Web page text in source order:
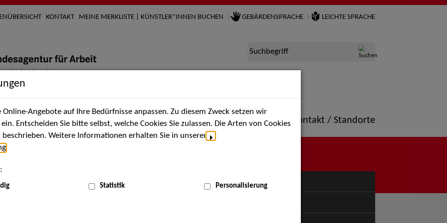
KONTAKT MEINE MERKLISTE | KÜNSTLER*INNEN BUCHEN GEBÄRDENSPRACHE LEICHTE SPRACHE
Suchbegriff
Künstler*innen Über uns Aktuelles Termine Portfolio Kontakt / Standorte
MENÜ
Angebote auf Ihre Bedürfnisse anpassen. Zu diesem Zweck setzen wir
Entscheiden Sie bitte selbst, welche Cookies Sie zulassen. Die Arten von Cookies
Weitere Informationen erhalten Sie in unserer
Statistik Personalisierung